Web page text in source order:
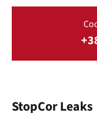
StopCor Leaks